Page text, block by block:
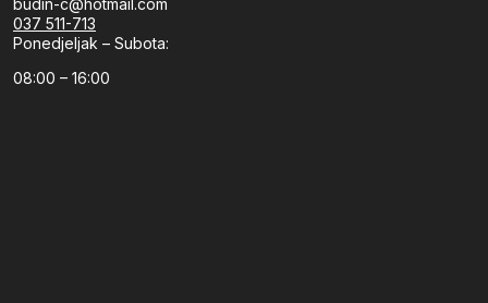
budin-c@hotmail.com
037 511-713
Ponedjeljak – Subota:
08:00 – 16:00